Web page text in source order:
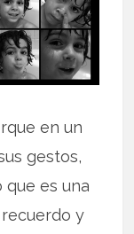
en un
gestos,
que es una
y